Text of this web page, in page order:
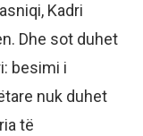
Kadri
Dhe sot duhet
besimi i
nuk duhet
të